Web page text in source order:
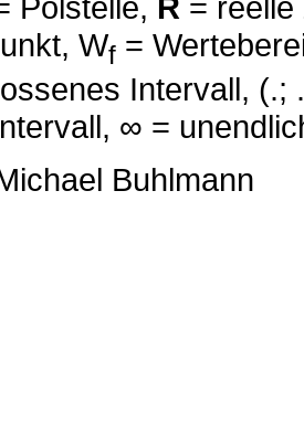
Polstelle, R = reelle
Wf =
Intervall,
∞ =
Buhlmann